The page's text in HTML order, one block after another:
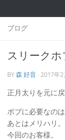
ブログ
スリークホ
BY 森 好音 · 2017年
正月太りを元に
ボブに必要なのは
あとはメリハリ。
今回のお客様。